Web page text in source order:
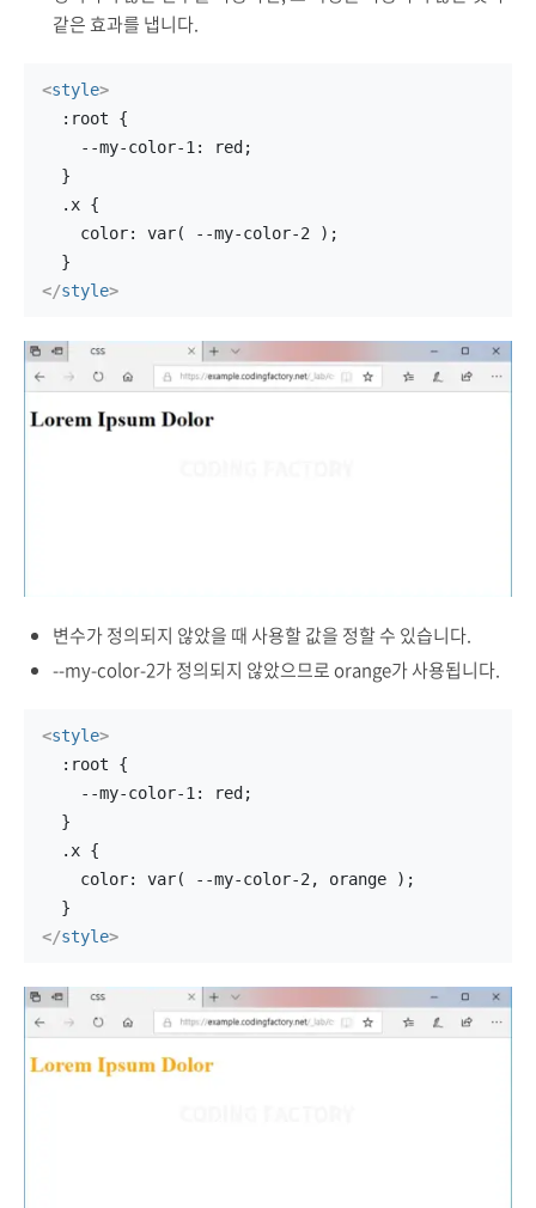
같은 효과를 냅니다.
<style>
  :root {
    --my-color-1: red;
  }
  .x {
    color: var( --my-color-2 );
  }
</style>
변수가 정의되지 않았을 때 사용할 값을 정할 수 있습니다.
--my-color-2가 정의되지 않았으므로 orange가 사용됩니다.
<style>
  :root {
    --my-color-1: red;
  }
  .x {
    color: var( --my-color-2, orange );
  }
</style>